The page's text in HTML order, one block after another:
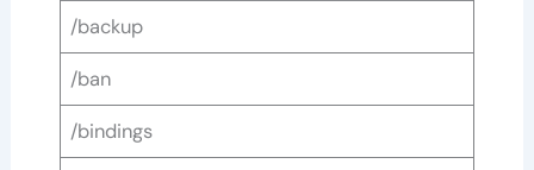
/backup
/ban
/bindings